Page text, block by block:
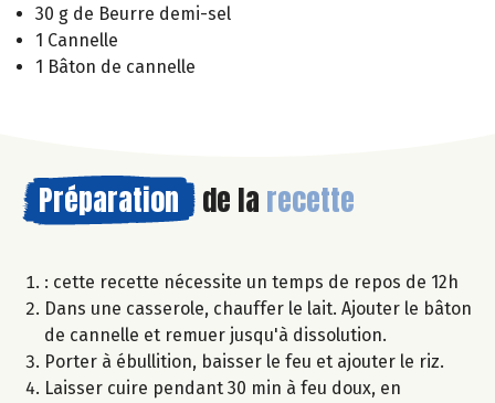
30 g de Beurre demi-sel
1 Cannelle
1 Bâton de cannelle
Préparation de la recette
: cette recette nécessite un temps de repos de 12h
Dans une casserole, chauffer le lait. Ajouter le bâton
de cannelle et remuer jusqu'à dissolution.
Porter à ébullition, baisser le feu et ajouter le riz.
Laisser cuire pendant 30 min à feu doux, en